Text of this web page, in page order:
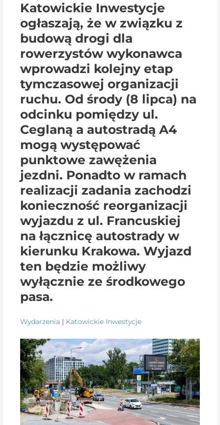
Katowickie Inwestycje
ogłaszają, że w związku z
budową drogi dla
rowerzystów wykonawca
wprowadzi kolejny etap
tymczasowej organizacji
ruchu. Od środy (8 lipca) na
odcinku pomiędzy ul.
Ceglaną a autostradą A4
mogą występować
punktowe zawężenia
jezdni. Ponadto w ramach
realizacji zadania zachodzi
konieczność reorganizacji
wyjazdu z ul. Francuskiej
na łącznicę autostrady w
kierunku Krakowa. Wyjazd
ten będzie możliwy
wyłącznie ze środkowego
pasa.
Wydarzenia | Katowickie Inwestycje